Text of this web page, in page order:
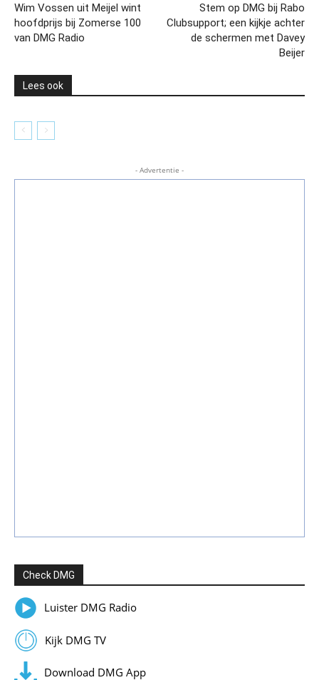
Wim Vossen uit Meijel wint
hoofdprijs bij Zomerse 100
van DMG Radio
Stem op DMG bij Rabo
Clubsupport; een kijkje achter
de schermen met Davey
Beijer
Lees ook
- Advertentie -
Check DMG
Luister DMG Radio
Kijk DMG TV
Download DMG App